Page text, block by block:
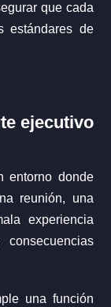
que cada
estándares de
ejecutivo
entorno donde
reunión, una
experiencia
una función